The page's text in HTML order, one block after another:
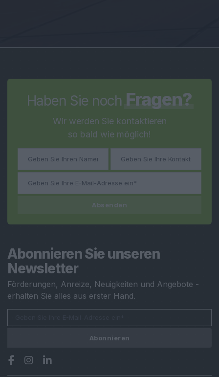
Haben Sie noch Fragen?
Wir werden Sie kontaktieren
so bald wie möglich!
Absenden
Abonnieren Sie unseren
Newsletter
Förderungen, Anreize, Neuigkeiten und Angebote -
erhalten Sie alles aus erster Hand.
Abonnieren